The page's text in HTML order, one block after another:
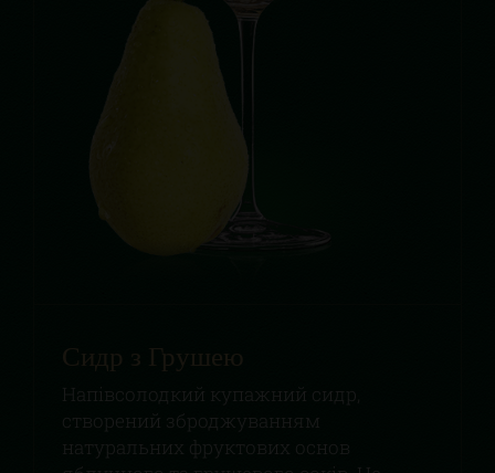
Напівсолодкий купажний сидр,
створений зброджуванням
натуральних фруктових основ